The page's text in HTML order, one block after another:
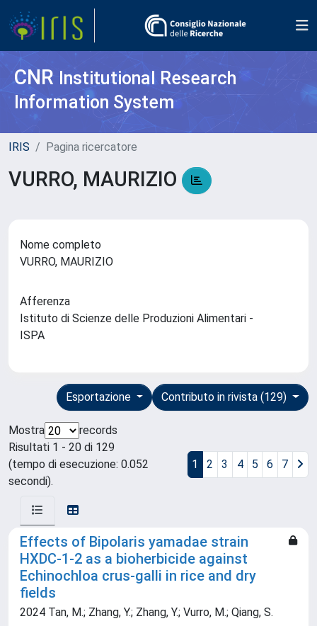
CNR Institutional Research
Information System
IRIS Pagina ricercatore
VURRO, MAURIZIO
Nome completo
VURRO, MAURIZIO
Afferenza
Istituto di Scienze delle Produzioni Alimentari -
ISPA
Contributo in rivista (129)
Esportazione
Mostra
records
Risultati 1 - 20 di 129
(tempo di esecuzione: 0.052
secondi).
1 2 3 4 5 6 7
Effects of Bipolaris yamadae strain
HXDC-1-2 as a bioherbicide against
Echinochloa crus-galli in rice and dry
fields
2024 Tan, M.; Zhang, Y.; Zhang, Y.; Vurro, M.; Qiang, S.